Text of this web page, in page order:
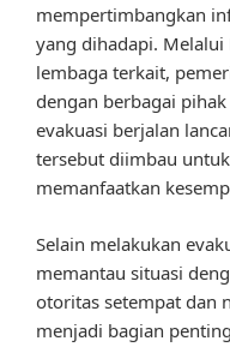
mempertimbangkan
yang dihadapi. Melalui
lembaga terkait,
dengan berbagai
evakuasi berjalan
tersebut diimbau
memanfaatkan
Selain melakukan
memantau situasi
otoritas setempat dan
menjadi bagian